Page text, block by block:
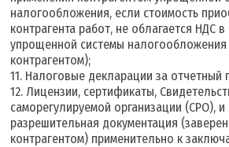
налогообложения, если стоимость
контрагента работ, не облагается НДС
упрощенной системы налогообложения
контрагентом);
11. Налоговые декларации за отчетный
12. Лицензии, сертификаты,
саморегулируемой организации (СРО),
разрешительная документация
контрагентом) применительно к